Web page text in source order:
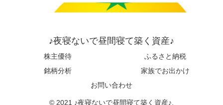
♪夜寝ないで昼間寝て築く資産♪
株主優待
ふるさと納税
銘柄分析
家族でお出かけ
お問い合わせ
© 2021 ♪夜寝ないで昼間寝て築く資産♪.